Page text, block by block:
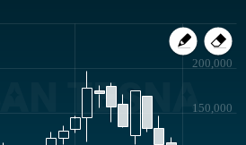
TESNA150,000
200,000